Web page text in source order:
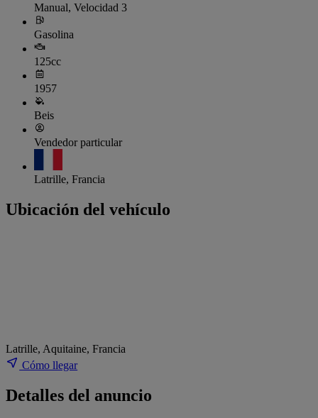
Manual, Velocidad 3
Gasolina
125cc
1957
Beis
Vendedor particular
Latrille, Francia
Ubicación del vehículo
Latrille, Aquitaine, Francia
Cómo llegar
Detalles del anuncio